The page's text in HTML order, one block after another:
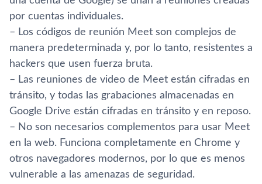
por cuentas individuales.
– Los códigos de reunión Meet son complejos de
manera predeterminada y, por lo tanto, resistentes a
hackers que usen fuerza bruta.
– Las reuniones de video de Meet están cifradas en
tránsito, y todas las grabaciones almacenadas en
Google Drive están cifradas en tránsito y en reposo.
– No son necesarios complementos para usar Meet
en la web. Funciona completamente en Chrome y
otros navegadores modernos, por lo que es menos
vulnerable a las amenazas de seguridad.